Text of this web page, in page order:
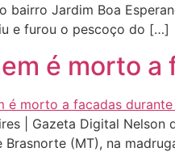
bairro Jardim Boa
e furou o pescoço do […]
é morto
| Gazeta Digital Nelson
Brasnorte (MT), na